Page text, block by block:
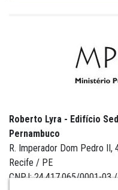
Roberto Lyra - Edifício
Pernambuco
R. Imperador Dom Pedro II,
Recife / PE
CNPJ: 24.417.065/0001-03